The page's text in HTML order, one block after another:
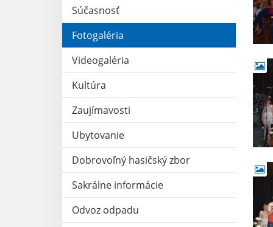
Súčasnosť
Fotogaléria
Videogaléria
Kultúra
Zaujímavosti
Ubytovanie
Dobrovoľný hasičský zbor
Sakrálne informácie
Odvoz odpadu